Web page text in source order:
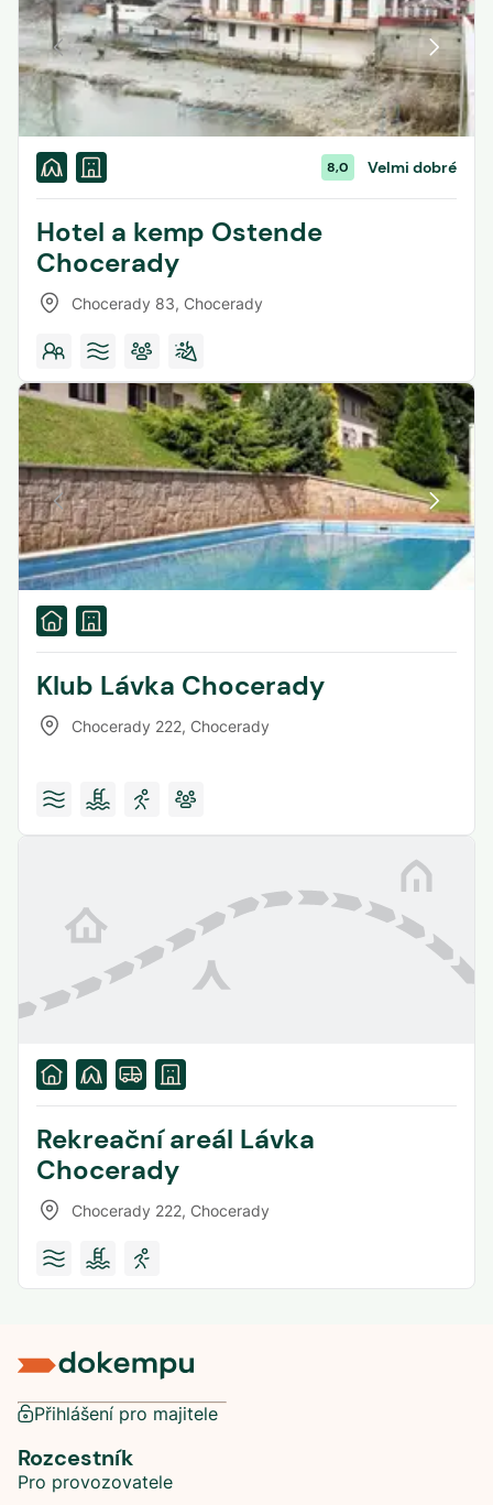
8,0 Velmi dobré
Hotel a kemp Ostende
Chocerady
Chocerady 83, Chocerady
Klub Lávka Chocerady
Chocerady 222, Chocerady
Rekreační areál Lávka
Chocerady
Chocerady 222, Chocerady
Přihlášení pro majitele
Rozcestník
Pro provozovatele